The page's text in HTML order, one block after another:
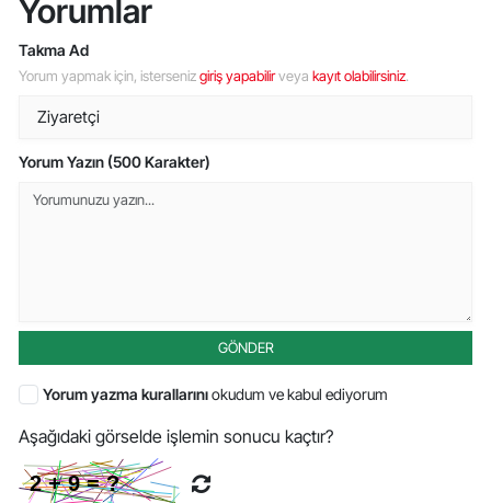
Yorumlar
Takma Ad
Yorum yapmak için, istersenizgiriş yapabilirveya kayıt olabilirsiniz.
Yorum Yazın (500 Karakter)
GÖNDER
Yorum yazma kurallarınıokudum ve kabul ediyorum
Aşağıdaki görselde işlemin sonucu kaçtır?